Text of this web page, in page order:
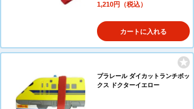
1,210円（税込）
カートに入れる
プラレール ダイカットランチボッ
クス ドクターイエロー